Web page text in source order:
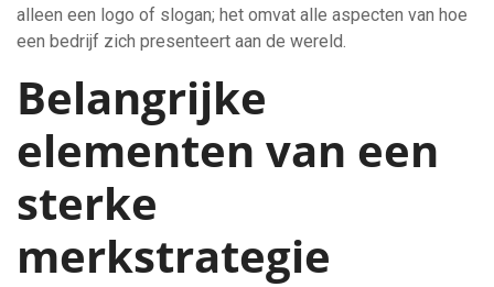
alleen een logo of slogan; het omvat alle aspecten van hoe
een bedrijf zich presenteert aan de wereld.
Belangrijke
elementen van een
sterke
merkstrategie